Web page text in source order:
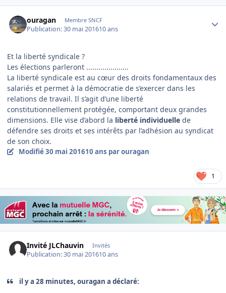
ouragan Membre SNCF
Publication:30 mai 201610 ans
Et la liberté syndicale ?
Les élections parleront .....................
La liberté syndicale est au cœur des droits fondamentaux des
salariés et permet à la démocratie de s’exercer dans les
relations de travail. Il s’agit d’une liberté
constitutionnellement protégée, comportant deux grandes
dimensions. Elle vise d’abord la liberté individuelle de
défendre ses droits et ses intérêts par l’adhésion au syndicat
de son choix.
Modifié30 mai 201610 ans par ouragan
1
Invité JLChauvin Invités
Publication:30 mai 201610 ans
il y a 28 minutes, ouragan a déclaré: